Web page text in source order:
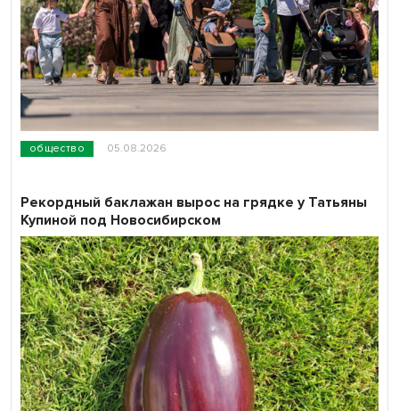
общество 05.08.2026
Рекордный баклажан вырос на грядке у Татьяны
Купиной под Новосибирском